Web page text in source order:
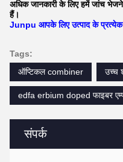
संपर्क
अधिक जानकारी के लिए हमें जांच
हैं।
Junpu आपके लिए उत्पाद के प्रत्येक
Tags:
ऑप्टिकल combiner
उच्च
edfa erbium doped फाइबर